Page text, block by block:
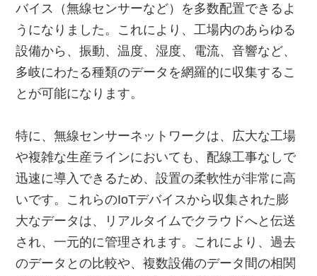
バイス（無線センサーなど）を多数配置できるよ
うになりました。これにより、工場内のあらゆる
設備から、振動、温度、湿度、電流、音響など、
多岐にわたる種類のデータを網羅的に収集するこ
とが可能になります。
特に、無線センサーネットワークは、広大な工場
や複雑な生産ラインにおいても、配線工事なしで
迅速に導入できるため、設置の柔軟性が非常に高
いです。これらのIoTデバイスから収集された膨
大なデータは、リアルタイムでクラウドへと伝送
され、一元的に管理されます。これにより、過去
のデータとの比較や、複数設備のデータ間の相関